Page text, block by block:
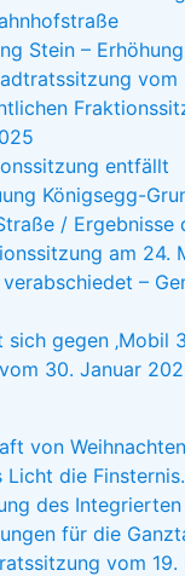
Stein –
entfällt
Königsegg-
/
am 24.
–
gegen ‚Mobil
30. Januar
von
die
des
für die
vom